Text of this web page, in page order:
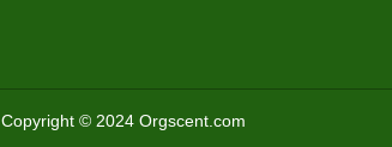
Copyright © 2024 Orgscent.com